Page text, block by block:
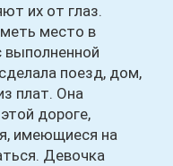
их от глаз.
место в
выполненной
поезд, дом,
плат. Она
дороге,
имеющиеся на
Девочка